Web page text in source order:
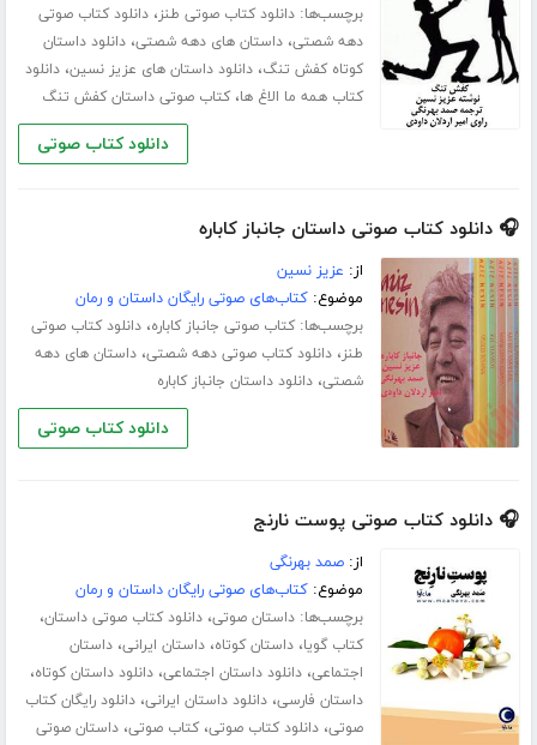
برچسب‌ها:دانلود کتاب صوتی طنز،دانلود کتاب صوتی
دهه شصتی،داستان های دهه شصتی،دانلود داستان
کوتاه کفش تنگ،دانلود داستان های عزیز نسین،دانلود
کتاب همه ما الاغ ها،کتاب صوتی داستان کفش تنگ
دانلود کتاب صوتی
🎧 دانلود کتاب صوتی داستان جانباز کاباره
از: عزیز نسین
موضوع:کتاب‌های صوتی رایگان داستان و رمان
برچسب‌ها:کتاب صوتی جانباز کاباره،دانلود کتاب صوتی
طنز،دانلود کتاب صوتی دهه شصتی،داستان های دهه
شصتی،دانلود داستان جانباز کاباره
دانلود کتاب صوتی
🎧 دانلود کتاب صوتی پوست نارنج
از:صمد بهرنگی
موضوع:کتاب‌های صوتی رایگان داستان و رمان
برچسب‌ها:داستان صوتی،دانلود کتاب صوتی داستان،
کتاب گویا،داستان کوتاه،داستان ایرانی،داستان
اجتماعی،دانلود داستان اجتماعی،دانلود داستان کوتاه،
داستان فارسی،دانلود داستان ایرانی،دانلود رایگان کتاب
صوتی،دانلود کتاب صوتی،کتاب صوتی،داستان صوتی